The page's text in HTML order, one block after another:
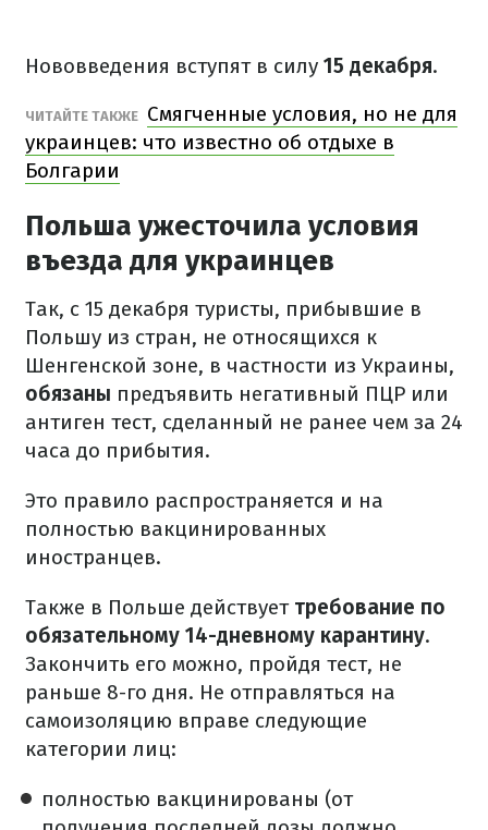
Нововведения вступят в силу 15 декабря.
ЧИТАЙТЕ ТАКЖЕ Смягченные условия, но не для
украинцев: что известно об отдыхе в
Болгарии
Польша ужесточила условия
въезда для украинцев
Так, с 15 декабря туристы, прибывшие в
Польшу из стран, не относящихся к
Шенгенской зоне, в частности из Украины,
обязаны предъявить негативный ПЦР или
антиген тест, сделанный не ранее чем за 24
часа до прибытия.
Это правило распространяется и на
полностью вакцинированных
иностранцев.
Также в Польше действует требование по
обязательному 14-дневному карантину.
Закончить его можно, пройдя тест, не
раньше 8-го дня. Не отправляться на
самоизоляцию вправе следующие
категории лиц:
полностью вакцинированы (от